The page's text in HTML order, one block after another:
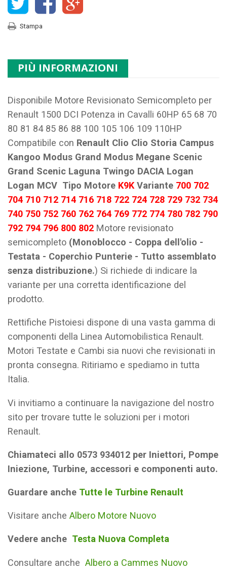
Stampa
PIÙ INFORMAZIONI
Disponibile Motore Revisionato Semicompleto per
Renault 1500 DCI Potenza in Cavalli 60HP 65 68 70
80 81 84 85 86 88 100 105 106 109 110HP
Compatibile con Renault Clio Clio Storia Campus
Kangoo Modus Grand Modus Megane Scenic
Grand Scenic Laguna Twingo DACIA Logan
Logan MCV Tipo Motore K9K Variante 700 702
704 710 712 714 716 718 722 724 728 729 732 734
740 750 752 760 762 764 769 772 774 780 782 790
792 794 796 800 802 Motore revisionato
semicompleto (Monoblocco - Coppa dell'olio -
Testata - Coperchio Punterie - Tutto assemblato
senza distribuzione.) Si richiede di indicare la
variante per una corretta identificazione del
prodotto.
Rettifiche Pistoiesi dispone di una vasta gamma di
componenti della Linea Automobilistica Renault.
Motori Testate e Cambi sia nuovi che revisionati in
pronta consegna. Ritiriamo e spediamo in tutta
Italia.
Vi invitiamo a continuare la navigazione del nostro
sito per trovare tutte le soluzioni per i motori
Renault.
Chiamateci allo 0573 934012 per Iniettori, Pompe
Iniezione, Turbine, accessori e componenti auto.
Guardare anche Tutte le Turbine Renault
Visitare anche Albero Motore Nuovo
Vedere anche Testa Nuova Completa
Consultare anche Albero a Cammes Nuovo